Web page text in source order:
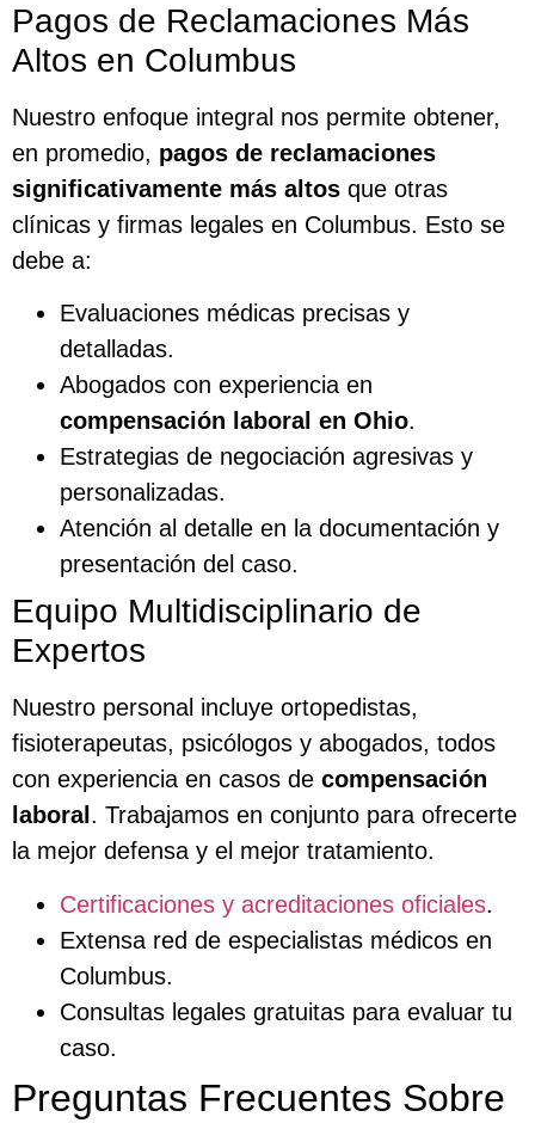
Pagos de Reclamaciones Más
Altos en Columbus
Nuestro enfoque integral nos permite obtener,
en promedio, pagos de reclamaciones
significativamente más altos que otras
clínicas y firmas legales en Columbus. Esto se
debe a:
Evaluaciones médicas precisas y
detalladas.
Abogados con experiencia en
compensación laboral en Ohio.
Estrategias de negociación agresivas y
personalizadas.
Atención al detalle en la documentación y
presentación del caso.
Equipo Multidisciplinario de
Expertos
Nuestro personal incluye ortopedistas,
fisioterapeutas, psicólogos y abogados, todos
con experiencia en casos de compensación
laboral . Trabajamos en conjunto para ofrecerte
la mejor defensa y el mejor tratamiento.
Certificaciones y acreditaciones oficiales.
Extensa red de especialistas médicos en
Columbus.
Consultas legales gratuitas para evaluar tu
caso.
Preguntas Frecuentes Sobre